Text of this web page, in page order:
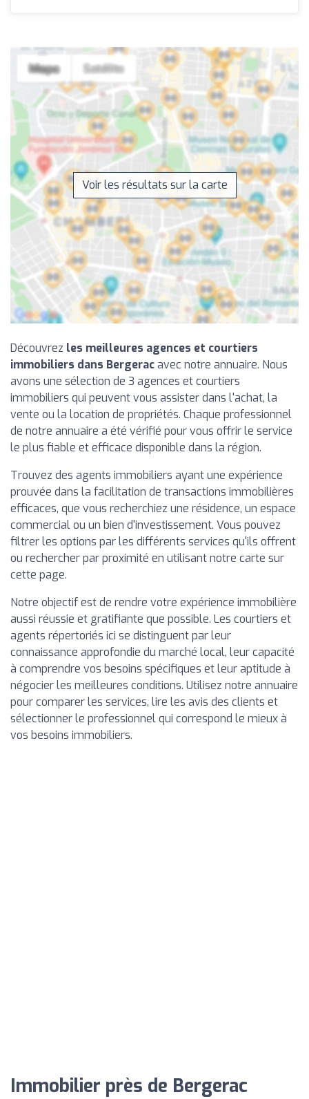
Voir les résultats sur la carte
Découvrez les meilleures agences et courtiers
immobiliers dans Bergeracavec notre annuaire. Nous
avons une sélection de 3 agences et courtiers
immobiliers qui peuvent vous assister dans l'achat, la
vente ou la location de propriétés. Chaque professionnel
de notre annuaire a été vérifié pour vous offrir le service
le plus fiable et efficace disponible dans la région.
Trouvez des agents immobiliers ayant une expérience
prouvée dans la facilitation de transactions immobilières
efficaces, que vous recherchiez une résidence, un espace
commercial ou un bien d'investissement. Vous pouvez
filtrer les options par les différents services qu'ils offrent
ou rechercher par proximité en utilisant notre carte sur
cette page.
Notre objectif est de rendre votre expérience immobilière
aussi réussie et gratifiante que possible. Les courtiers et
agents répertoriés ici se distinguent par leur
connaissance approfondie du marché local, leur capacité
à comprendre vos besoins spécifiques et leur aptitude à
négocier les meilleures conditions. Utilisez notre annuaire
pour comparer les services, lire les avis des clients et
sélectionner le professionnel qui correspond le mieux à
vos besoins immobiliers.
Immobilier près de Bergerac